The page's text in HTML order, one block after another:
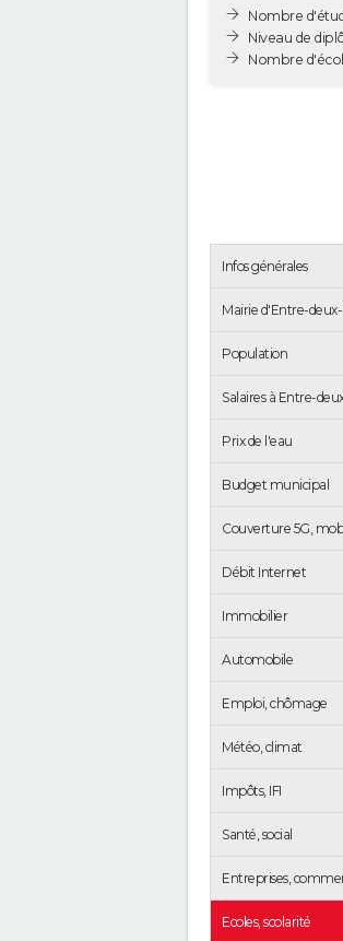
Nombre
Niveau de
Nombre
Infos générales
Mairie d'Entre-
Population
Salaires à Entre-
Prix de l'eau
Budget municipal
Couverture 5G,
Débit Internet
Immobilier
Automobile
Emploi, chômage
Météo, climat
Impôts, IFI
Santé, social
Entreprises,
Ecoles, scolarité